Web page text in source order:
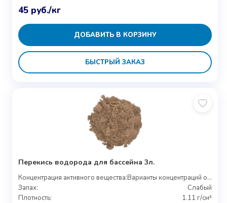
45 руб./кг
ДОБАВИТЬ В КОРЗИНУ
БЫСТРЫЙ ЗАКАЗ
Перекись водорода для бассейна 3л.
Концентрация активного вещества:
Варианты концентраций от 27% до 37%
Запах:
Слабый
Плотность:
1.11 г/см³